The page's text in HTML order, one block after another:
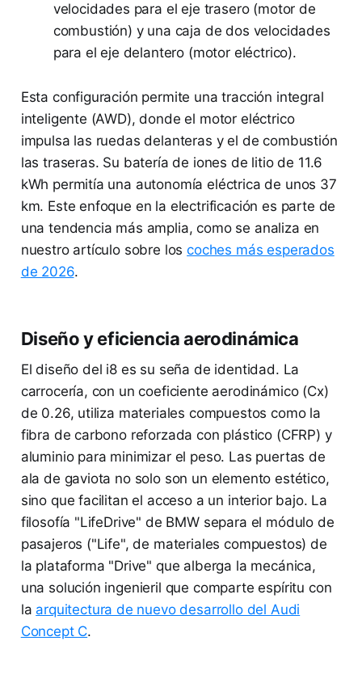
velocidades para el eje trasero (motor de
combustión) y una caja de dos velocidades
para el eje delantero (motor eléctrico).
Esta configuración permite una tracción integral
inteligente (AWD), donde el motor eléctrico
impulsa las ruedas delanteras y el de combustión
las traseras. Su batería de iones de litio de 11.6
kWh permitía una autonomía eléctrica de unos 37
km. Este enfoque en la electrificación es parte de
una tendencia más amplia, como se analiza en
nuestro artículo sobre loscoches más esperados
de 2026.
Diseño y eficiencia aerodinámica
El diseño del i8 es su seña de identidad. La
carrocería, con un coeficiente aerodinámico (Cx)
de 0.26, utiliza materiales compuestos como la
fibra de carbono reforzada con plástico (CFRP) y
aluminio para minimizar el peso. Las puertas de
ala de gaviota no solo son un elemento estético,
sino que facilitan el acceso a un interior bajo. La
filosofía "LifeDrive" de BMW separa el módulo de
pasajeros ("Life", de materiales compuestos) de
la plataforma "Drive" que alberga la mecánica,
una solución ingenieril que comparte espíritu con
la arquitectura de nuevo desarrollo del Audi
Concept C.